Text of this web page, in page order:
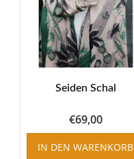
Seiden Schal
€69,00
IN DEN WARENKORB